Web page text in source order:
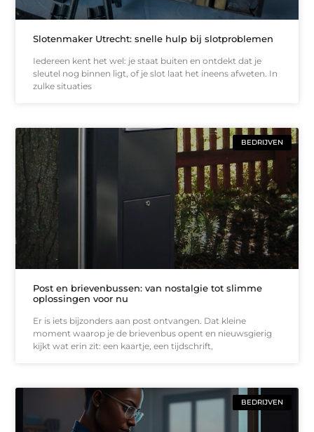
Slotenmaker Utrecht: snelle hulp bij slotproblemen
Iedereen kent het wel: je staat buiten en ontdekt dat je
sleutel nog binnen ligt, of je slot laat het ineens afweten. In
zulke situaties
BEDRIJVEN
Post en brievenbussen: van nostalgie tot slimme
oplossingen voor nu
Er is iets bijzonders aan post ontvangen. Dat kleine
moment waarop je de brievenbus opent en nieuwsgierig
kijkt wat erin zit: een kaartje, een tijdschrift,
BEDRIJVEN